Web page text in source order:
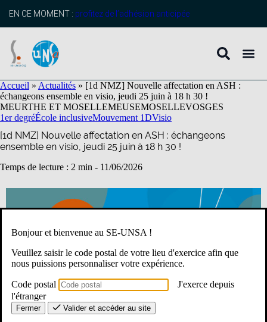
principal
EN CE MOMENT : profitez de l’adhésion anticipée
Accueil » Actualités » [1d NMZ] Nouvelle affectation en ASH :
échangeons ensemble en visio, jeudi 25 juin à 18 h 30 !
MEURTHE ET MOSELLEMEUSEMOSELLEVOSGES
1er degréÉcole inclusiveMouvement 1DVisio
[1d NMZ] Nouvelle affectation en ASH : échangeons
ensemble en visio, jeudi 25 juin à 18 h 30 !
Temps de lecture : 2 min - 11/06/2026
Bonjour et bienvenue au SE-UNSA !
Veuillez saisir le code postal de votre lieu d'exercice afin que
nous puissions personnaliser votre expérience.
Code postal
J'exerce depuis
l'étranger
Fermer Valider et accéder au site